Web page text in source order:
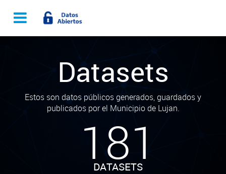
Datasets
Estos son datos públicos generados, guardados y
publicados por el Municipio de Lujan.
181
DATASETS